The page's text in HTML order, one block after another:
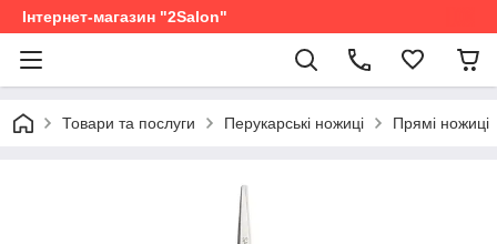
Інтернет-магазин "2Salon"
Товари та послуги Перукарські ножиці Прямі ножиці